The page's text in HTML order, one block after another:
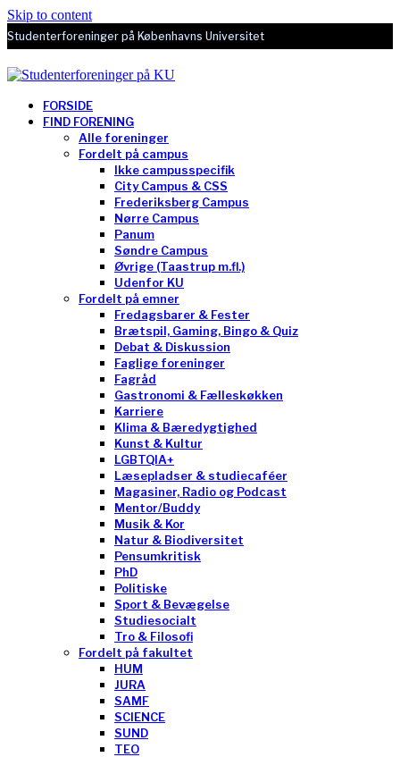
Skip to content
Studenterforeninger på Københavns Universitet
FORSIDE
FIND FORENING
Alle foreninger
Fordelt på campus
Ikke campusspecifik
City Campus & CSS
Frederiksberg Campus
Nørre Campus
Panum
Søndre Campus
Øvrige (Taastrup m.fl.)
Udenfor KU
Fordelt på emner
Fredagsbarer & Fester
Brætspil, Gaming, Bingo & Quiz
Debat & Diskussion
Faglige foreninger
Fagråd
Gastronomi & Fælleskøkken
Karriere
Klima & Bæredygtighed
Kunst & Kultur
LGBTQIA+
Læsepladser & studiecaféer
Magasiner, Radio og Podcast
Mentor/Buddy
Musik & Kor
Natur & Biodiversitet
Pensumkritisk
PhD
Politiske
Sport & Bevægelse
Studiesocialt
Tro & Filosofi
Fordelt på fakultet
HUM
JURA
SAMF
SCIENCE
SUND
TEO